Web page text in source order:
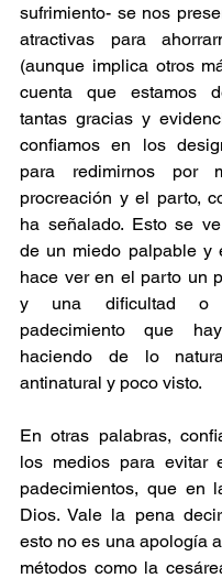
sufrimiento- se nos
atractivas para
(aunque implica otros
cuenta que estamos
tantas gracias y
confiamos en los
para redimirnos por
procreación y el parto,
ha señalado. Esto se
de un miedo palpable y
hace ver en el parto un
y una dificultad o
padecimiento que
haciendo de lo
antinatural y poco visto.
En otras palabras,
los medios para evitar
padecimientos, que en
Dios. Vale la pena
esto no es una apología
métodos como la